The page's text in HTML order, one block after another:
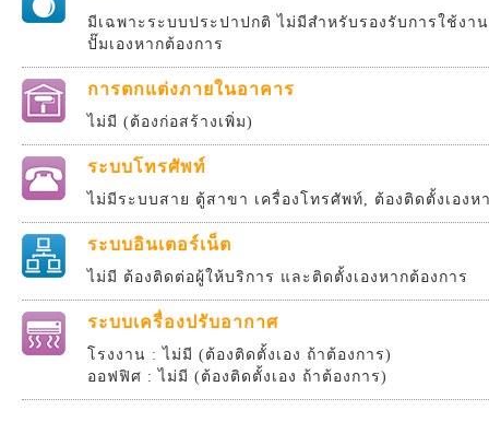
มีเฉพาะระบบประปาปกติ ไม่มีสำหรับรองรับการใช้ง
ปั๊มเองหากต้องการ
การตกแต่งภายในอาคาร
ไม่มี (ต้องก่อสร้างเพิ่ม)
ระบบโทรศัพท์
ไม่มีระบบสาย ตู้สาขา เครื่องโทรศัพท์, ต้องติดตั้งเองห
ระบบอินเตอร์เน็ต
ไม่มี ต้องติดต่อผู้ให้บริการ และติดตั้งเองหากต้องการ
ระบบเครื่องปรับอากาศ
โรงงาน : ไม่มี (ต้องติดตั้งเอง ถ้าต้องการ)
ออฟฟิศ : ไม่มี (ต้องติดตั้งเอง ถ้าต้องการ)